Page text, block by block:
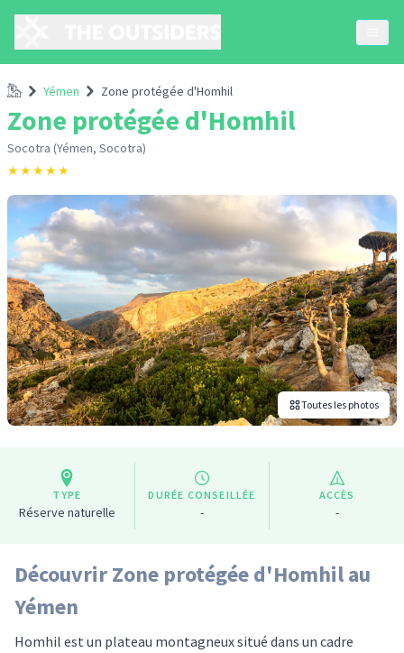
Accueil
Yémen Zone protégée d'Homhil
Zone protégée d'Homhil
Socotra (Yémen, Socotra)
★★★★★
Toutes les photos
TYPE
Réserve naturelle
DURÉE CONSEILLÉE
-
ACCÈS
-
Découvrir Zone protégée d'Homhil au
Yémen
Homhil est un plateau montagneux situé dans un cadre